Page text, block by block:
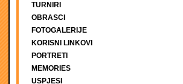
TURNIRI
OBRASCI
FOTOGALERIJE
KORISNI LINKOVI
PORTRETI
MEMORIES
USPJESI